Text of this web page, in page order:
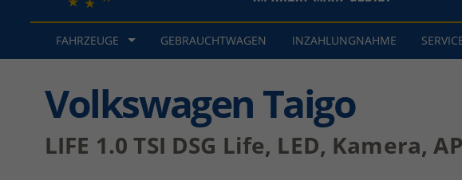
FAHRZEUGE GEBRAUCHTWAGEN INZAHLUNGNAHME
Volkswagen Taigo
LIFE 1.0 TSI DSG Life, LED, Kamera,